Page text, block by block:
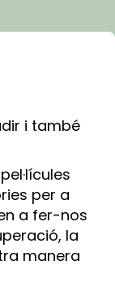
i també
per a
a fer-nos
la
manera